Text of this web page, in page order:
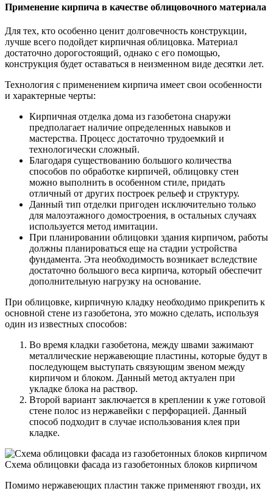
Применение кирпича в качестве облицовочного материала
Для тех, кто особенно ценит долговечность конструкции,
лучше всего подойдет кирпичная облицовка. Материал
достаточно дорогостоящий, однако с его помощью,
конструкция будет оставаться в неизменном виде десятки лет.
Технология с применением кирпича имеет свои особенности
и характерные черты:
Кирпичная отделка дома из газобетона снаружи
предполагает наличие определенных навыков и
мастерства. Процесс достаточно трудоемкий и
технологически сложный.
Благодаря существованию большого количества
способов по обработке кирпичей, облицовку стен
можно выполнить в особенном стиле, придать
отличный от других построек рельеф и структуру.
Данный тип отделки пригоден исключительно только
для малоэтажного домостроения, в остальных случаях
используется метод имитации.
При планировании облицовки здания кирпичом, работы
должны планироваться еще на стадии устройства
фундамента. Эта необходимость возникает вследствие
достаточно большого веса кирпича, который обеспечит
дополнительную нагрузку на основание.
При облицовке, кирпичную кладку необходимо прикрепить к
основной стене из газобетона, это можно сделать, используя
один из известных способов:
Во время кладки газобетона, между швами зажимают
металлические нержавеющие пластины, которые будут в
последующем выступать связующим звеном между
кирпичом и блоком. Данный метод актуален при
укладке блока на раствор.
Второй вариант заключается в креплении к уже готовой
стене полос из нержавейки с перфорацией. Данный
способ подходит в случае использования клея при
кладке.
Схема облицовки фасада из газобетонных блоков кирпичом
Помимо нержавеющих пластин также применяют гвозди, их